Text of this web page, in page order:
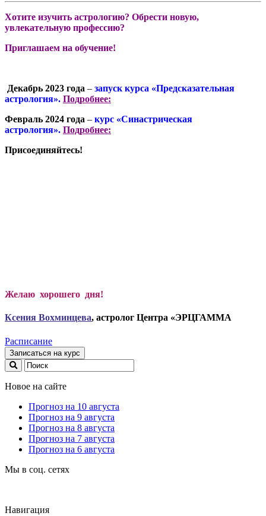
Хотите изучить астрологию? Обрести новую,
увлекательную профессию?
Приглашаем на обучение!
Декабрь 2023 года – запуск курса «Предсказательная
астрология». Подробнее:
Февраль 2024 года – курс «Синастрическая
астрология». Подробнее:
Присоединяйтесь!
Желаю хорошего дня!
Ксения Вохминцева, астролог Центра «ЭРЦГАММА
Расписание
Записаться на курс
Новое на сайте
Прогноз на 10 августа
Прогноз на 9 августа
Прогноз на 8 августа
Прогноз на 7 августа
Прогноз на 6 августа
Мы в соц. сетях
Навигация